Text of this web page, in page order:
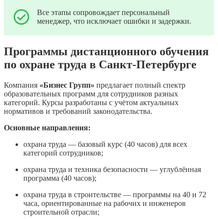
Все этапы сопровождает персональный
менеджер, что исключает ошибки и задержки.
Программы дистанционного обучения
по охране труда в Санкт-Петербурге
Компания «Бизнес Групп» предлагает полный спектр
образовательных программ для сотрудников разных
категорий. Курсы разработаны с учётом актуальных
нормативов и требований законодательства.
Основные направления:
охрана труда — базовый курс (40 часов) для всех
категорий сотрудников;
охрана труда и техника безопасности — углублённая
программа (40 часов);
охрана труда в строительстве — программы на 40 и 72
часа, ориентированные на рабочих и инженеров
строительной отрасли;